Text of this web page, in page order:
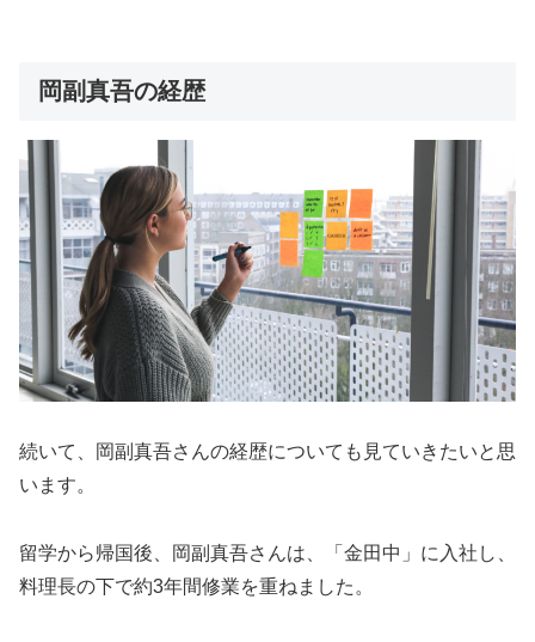
岡副真吾の経歴
続いて、岡副真吾さんの経歴についても見ていきたいと思
います。
留学から帰国後、岡副真吾さんは、「金田中」に入社し、
料理長の下で約3年間修業を重ねました。